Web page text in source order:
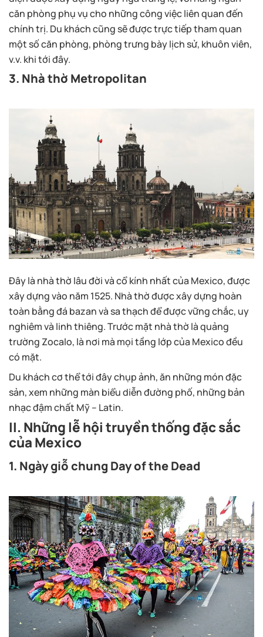
căn phòng phụ vụ cho những công việc liên quan đến
chính trị. Du khách cũng sẽ được trực tiếp tham quan
một số căn phòng, phòng trưng bày lịch sử, khuôn viên,
v.v. khi tới đây.
3. Nhà thờ Metropolitan
Đây là nhà thờ lâu đời và cổ kính nhất của Mexico, được
xây dựng vào năm 1525. Nhà thờ được xây dựng hoàn
toàn bằng đá bazan và sa thạch để được vững chắc, uy
nghiêm và linh thiêng. Trước mặt nhà thờ là quảng
trường Zocalo, là nơi mà mọi tầng lớp của Mexico đều
có mặt.
Du khách cơ thể tới đây chụp ảnh, ăn những món đặc
sản, xem những màn biểu diễn đường phố, những bản
nhạc đậm chất Mỹ – Latin.
II. Những lễ hội truyền thống đặc sắc
của Mexico
1. Ngày giỗ chung Day of the Dead